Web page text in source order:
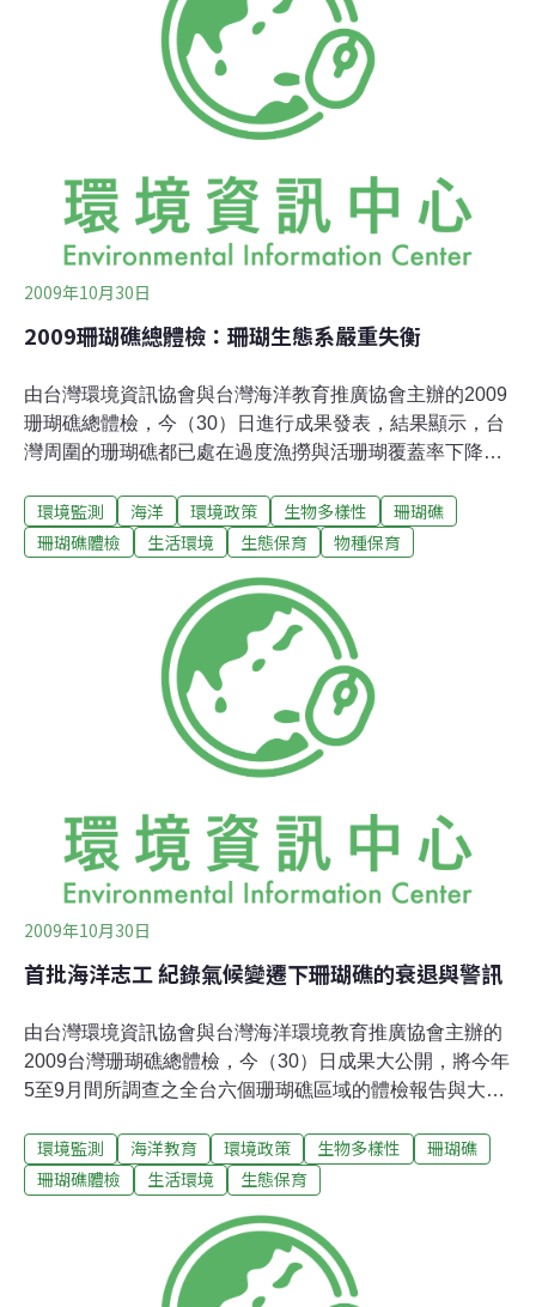
情形。中央研究院生物多樣性研究中心副研究員陳昭倫熱
愛潛水，倡議珊瑚礁保育超過20年。他今天受訪時表示，
過度漁撈和自然災害是威脅珊瑚礁生存的主因。 陳昭倫
說，蘭嶼珊瑚礁在八八風災時被大浪摧殘，有1株高6公
尺、重量近2公噸的大珊瑚被海浪連根拔起，飛越10公尺
勁。風災過後的蘭嶼海底盡是珊瑚殘骸。
2009年10月30日
2009珊瑚礁總體檢：珊瑚生態系嚴重失衡
由台灣環境資訊協會與台灣海洋教育推廣協會主辦的2009
珊瑚礁總體檢，今（30）日進行成果發表，結果顯示，台
灣周圍的珊瑚礁都已處在過度漁撈與活珊瑚覆蓋率下降的
端氣候所引起的超級颱風，都是加速珊瑚礁走向消失的威
脅。如何透過政府、民間和所有的大眾的覺醒和作為，作
服務功能。詳細報告如下：1.台灣各珊瑚礁區海域嚴重過
漁由指標性魚種和大型無脊椎動物的分析可知台灣各區的
珊瑚礁區缺乏大型的魚種例如，石斑魚、鸚哥魚等健康珊
瑚礁必需要存在的物種。同樣的像龍蝦、硨磲貝、馬糞海
膽等大型指標性無脊椎動物也嚴重缺乏。這不僅對珊瑚礁
生態系的食物鏈失衡的警訊，對觀光和漁業都是很大的衝
擊。2.台珊瑚礁多屬於「劣質」狀態。 2009年台灣各地
觀調查地點的珊瑚礁健康指數
環境監測 海洋 環境政策 生物多樣性
珊瑚礁
珊瑚礁體檢
生活環境 生態保育 物種保育
2009年10月30日
首批海洋志工 紀錄氣候變遷下珊瑚礁的衰退與警訊
由台灣環境資訊協會與台灣海洋環境教育推廣協會主辦的
2009台灣珊瑚礁總體檢，今（30）日成果大公開，將今年
5至9月間所調查之全台六個珊瑚礁區域的體檢報告與大眾
災情及海域現況，也在中央研究員團隊協助下，完成10年
台灣珊瑚礁海域的整體分析。檢視成果發現，都呼應了
洋生態每況愈下......。」首度民間結合學術的自主行動環境
資訊協會專案經理耿璐表示，2009年台灣珊瑚礁總體檢是
破天荒的由民間發起、結合學術界的海洋監測行動。希望
環境監測 海洋教育 環境政策 生物多樣性
珊瑚礁
珊瑚礁體檢
生活環境 生態保育